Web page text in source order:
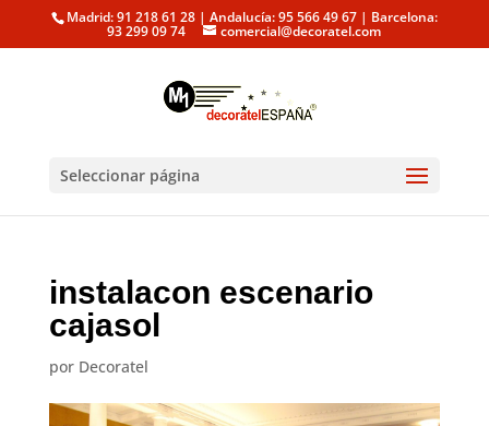
Madrid: 91 218 61 28 | Andalucía: 95 566 49 67 | Barcelona:
93 299 09 74 comercial@decoratel.com
Seleccionar página
instalacon escenario
cajasol
por Decoratel